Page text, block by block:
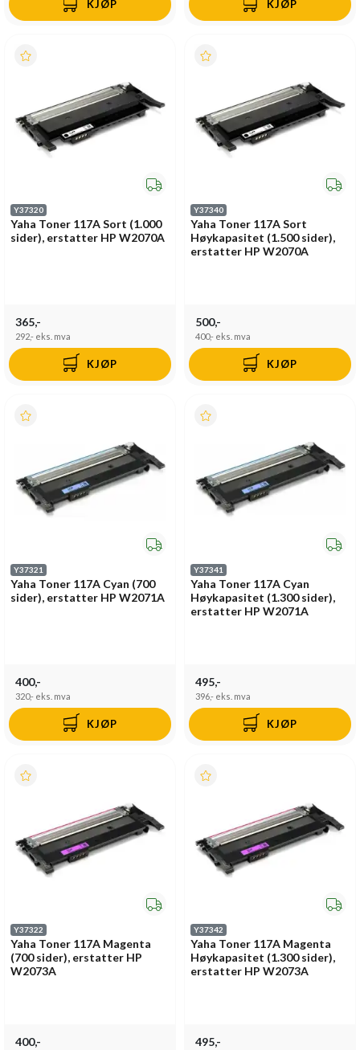
KJØP KJØP
Y37320
Yaha Toner 117A Sort (1.000
sider), erstatter HP W2070A
365,-
292,- eks. mva
KJØP
Y37340
Yaha Toner 117A Sort
Høykapasitet (1.500 sider),
erstatter HP W2070A
500,-
400,- eks. mva
KJØP
Y37321
Yaha Toner 117A Cyan (700
sider), erstatter HP W2071A
400,-
320,- eks. mva
KJØP
Y37341
Yaha Toner 117A Cyan
Høykapasitet (1.300 sider),
erstatter HP W2071A
495,-
396,- eks. mva
KJØP
Y37322
Yaha Toner 117A Magenta
(700 sider), erstatter HP
W2073A
400,-
Y37342
Yaha Toner 117A Magenta
Høykapasitet (1.300 sider),
erstatter HP W2073A
495,-